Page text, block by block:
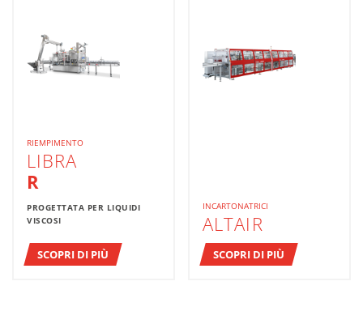
RIEMPIMENTO
LIBRA
R
PROGETTATA PER LIQUIDI
VISCOSI
SCOPRI DI PIÙ
INCARTONATRICI
ALTAIR
SCOPRI DI PIÙ